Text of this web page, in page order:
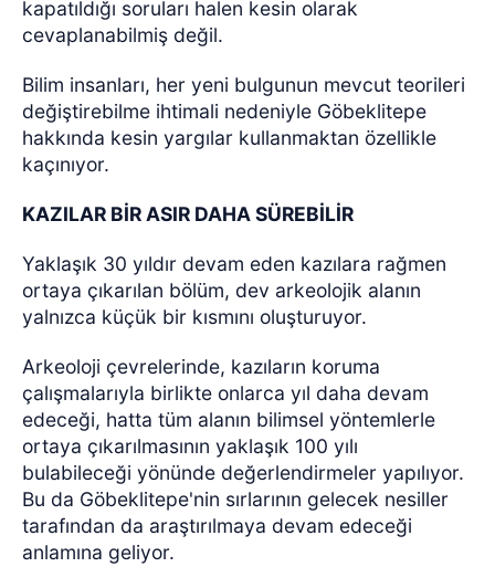
kapatıldığı soruları halen kesin olarak
cevaplanabilmiş değil.
Bilim insanları, her yeni bulgunun mevcut teorileri
değiştirebilme ihtimali nedeniyle Göbeklitepe
hakkında kesin yargılar kullanmaktan özellikle
kaçınıyor.
KAZILAR BİR ASIR DAHA SÜREBİLİR
Yaklaşık 30 yıldır devam eden kazılara rağmen
ortaya çıkarılan bölüm, dev arkeolojik alanın
yalnızca küçük bir kısmını oluşturuyor.
Arkeoloji çevrelerinde, kazıların koruma
çalışmalarıyla birlikte onlarca yıl daha devam
edeceği, hatta tüm alanın bilimsel yöntemlerle
ortaya çıkarılmasının yaklaşık 100 yılı
bulabileceği yönünde değerlendirmeler yapılıyor.
Bu da Göbeklitepe'nin sırlarının gelecek nesiller
tarafından da araştırılmaya devam edeceği
anlamına geliyor.